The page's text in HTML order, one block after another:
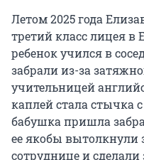
Летом 2025 года
третий класс лицея в
ребенок учился в
забрали из-за
учительницей
каплей стала стычка
бабушка пришла
ее якобы вытолкнули
сотруднице и